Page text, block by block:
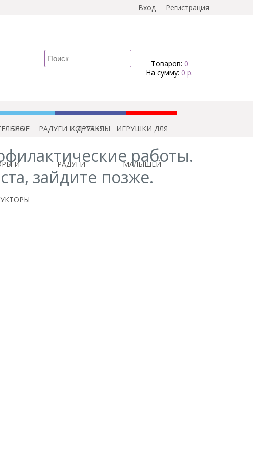
Вход Регистрация
Товаров: 0
На сумму: 0 р.
И
РАДУГИ И ДРУЗЬЯ
РАДУГИ
ИГРУШКИ ДЛЯ
МАЛЫШЕЙ
БЛОГ КОНТАКТЫ
работы.
зайдите позже.